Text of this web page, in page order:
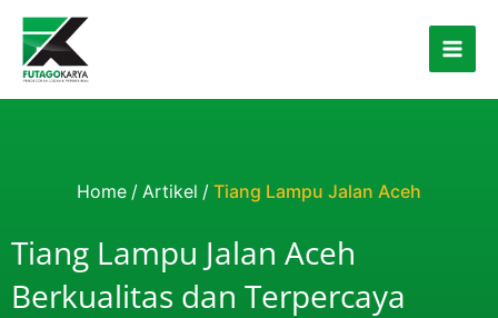
Skip to content
Home / Artikel / Tiang Lampu Jalan Aceh
Tiang Lampu Jalan Aceh
Berkualitas dan Terpercaya